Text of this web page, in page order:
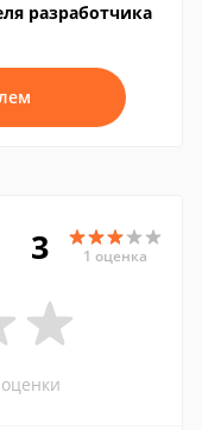
разработчика
3 1 оценка